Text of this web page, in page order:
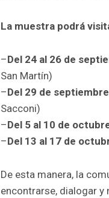
La muestra podrá
–Del 24 al 26 de
San Martín)
–Del 29 de
Sacconi)
–Del 5 al 10 de
–Del 13 al 17 de
De esta manera, la
encontrarse, dialogar